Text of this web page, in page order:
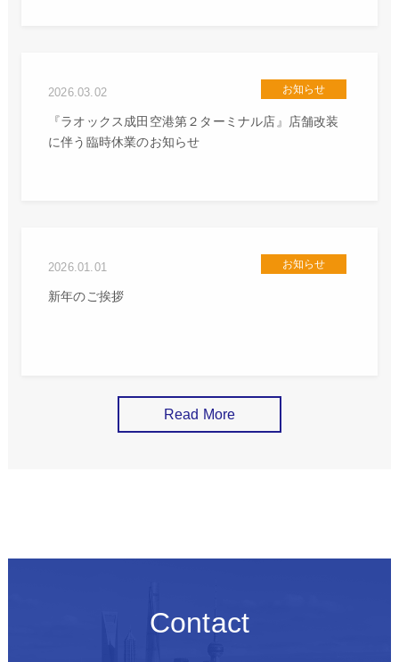
2026.03.02 お知らせ
『ラオックス成田空港第２ターミナル店』店舗改装
に伴う臨時休業のお知らせ
2026.01.01 お知らせ
新年のご挨拶
Read More
Contact